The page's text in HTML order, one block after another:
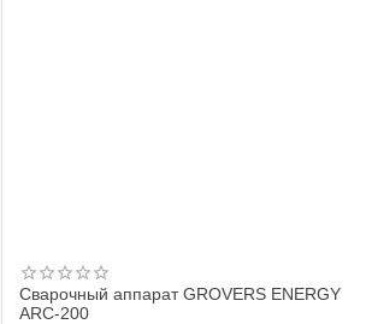
Сварочный аппарат GROVERS ENERGY
ARC-200